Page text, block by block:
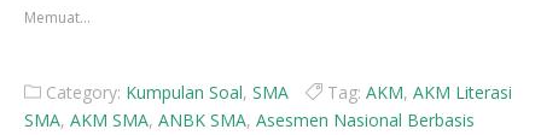
baru)
Memuat...
Category: Kumpulan Soal, SMA Tag: AKM, AKM Literasi
SMA, AKM SMA, ANBK SMA, Asesmen Nasional Berbasis